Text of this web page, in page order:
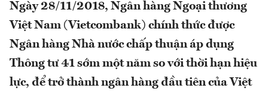
Ngày 28/11/2018, Ngân hàng Ngoại thương
Việt Nam (Vietcombank) chính thức được
Ngân hàng Nhà nước chấp thuận áp dụng
Thông tư 41 sớm một năm so với thời hạn hiệu
lực, để trở thành ngân hàng đầu tiên của Việt